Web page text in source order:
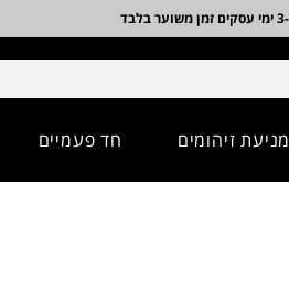
מניעת זיהומים חד פעמיים